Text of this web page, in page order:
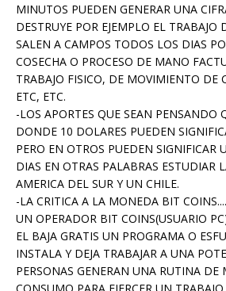
MINUTOS PUEDEN GENERAR UNA
DESTRUYE POR EJEMPLO EL TRABAJO
SALEN A CAMPOS TODOS LOS DIAS
COSECHA O PROCESO DE MANO
TRABAJO FISICO, DE MOVIMIENTO DE
ETC, ETC.
-LOS APORTES QUE SEAN PENSANDO
DONDE 10 DOLARES PUEDEN
PERO EN OTROS PUEDEN SIGNIFICAR
DIAS EN OTRAS PALABRAS ESTUDIAR
AMERICA DEL SUR Y UN CHILE.
-LA CRITICA A LA MONEDA BIT
UN OPERADOR BIT COINS(USUARIO
EL BAJA GRATIS UN PROGRAMA O
INSTALA Y DEJA TRABAJAR A UNA
PERSONAS GENERAN UNA RUTINA DE